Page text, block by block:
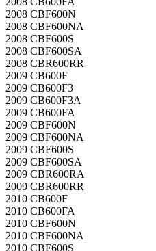
2008 CBF600N
2008 CBF600NA
2008 CBF600S
2008 CBF600SA
2008 CBR600RR
2009 CB600F
2009 CB600F3
2009 CB600F3A
2009 CB600FA
2009 CBF600N
2009 CBF600NA
2009 CBF600S
2009 CBF600SA
2009 CBR600RA
2009 CBR600RR
2010 CB600F
2010 CB600FA
2010 CBF600N
2010 CBF600NA
2010 CBF600S